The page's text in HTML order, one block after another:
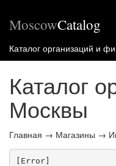
MoscowCatalog
Каталог организаций и
Каталог
Москвы
Главная → Магазины →
[Error]